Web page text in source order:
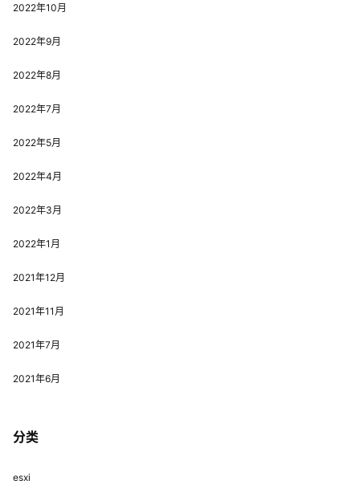
2022年10月
2022年9月
2022年8月
2022年7月
2022年5月
2022年4月
2022年3月
2022年1月
2021年12月
2021年11月
2021年7月
2021年6月
分类
esxi